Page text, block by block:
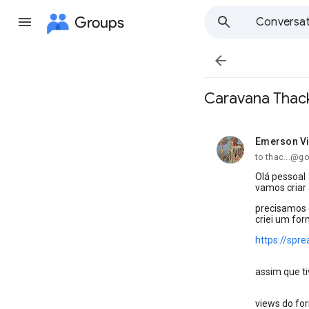
Groups

Caravana
Emerson
unread,
to
Olá pessoal
vamos criar
precisamos
criei um
https://
assim que
views do